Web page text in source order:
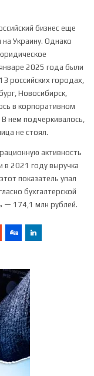
бизнес еще
Украину. Однако
2025 года были
российских городах,
Новосибирск,
в корпоративном
нем подчеркивалось,
не стоял.
активность
в 2021 году выручка
показатель упал
бухгалтерской
— 174,1 млн рублей.